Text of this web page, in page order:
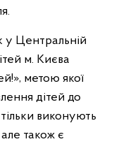
у Центральній
м. Києва
метою якої
дітей до
тільки виконують
але також є